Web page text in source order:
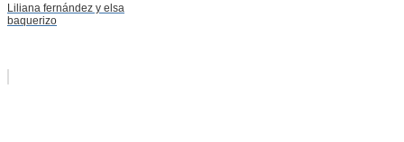
Liliana fernández y elsa
baquerizo